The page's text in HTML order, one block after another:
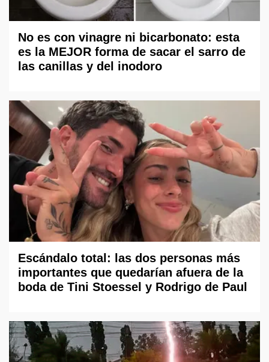
No es con vinagre ni bicarbonato: esta
es la MEJOR forma de sacar el sarro de
las canillas y del inodoro
Escándalo total: las dos personas más
importantes que quedarían afuera de la
boda de Tini Stoessel y Rodrigo de Paul